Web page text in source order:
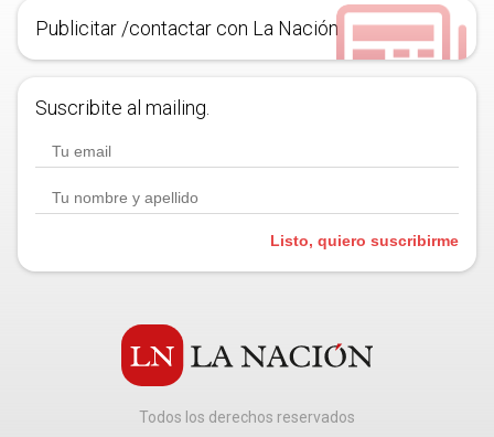
Publicitar /contactar con La Nación
Suscribite al mailing.
Listo, quiero suscribirme
Todos los derechos reservados